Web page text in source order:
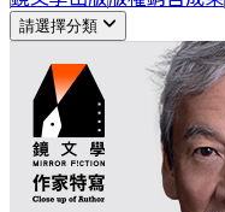
請選擇分類